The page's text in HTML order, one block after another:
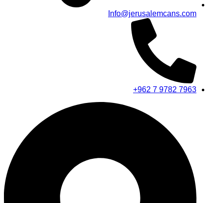
Info@jerusalemcans.com
+962 7 9782 7963